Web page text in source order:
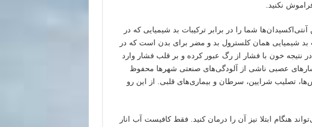
نکنید.
آنتی اکسیدانها شما را در برابر ترکیبات بد شیمیایی که در
بد شیمیایی همان کلسترول بد و مضر برای بدن است که در
نتیجه خون با فشار از رگ عبور کرده و بر قلب فشار وارد
عصبی ناشی از آلودگیهای صنعتی شهرها محفوظ
ها، تصلیب شرایین، سرطان و بیماریهای قلبی. از این رو
تواند هنگام ابتلا نیز آن را درمان کنید. فقط کافیست آب انار